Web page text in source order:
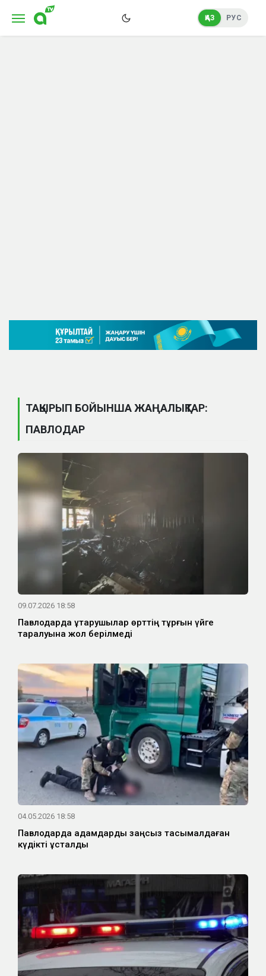
ҚАЗ РУС
ТАҚЫРЫП БОЙЫНША ЖАҢАЛЫҚТАР:
ПАВЛОДАР
09.07.2026 18:58
Павлодарда құтқарушылар өрттің тұрғын үйге
таралуына жол берілмеді
04.05.2026 18:58
Павлодарда адамдарды заңсыз тасымалдаған
күдікті ұсталды